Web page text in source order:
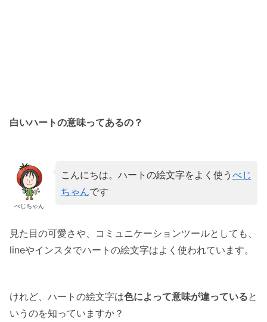
白いハートの意味ってあるの？
べじちゃん
こんにちは。ハートの絵文字をよく使う べじ
ちゃんです
見た目の可愛さや、コミュニケーションツールとしても、
lineやインスタでハートの絵文字はよく使われています。
けれど、ハートの絵文字は色によって意味が違っていると
いうのを知っていますか？